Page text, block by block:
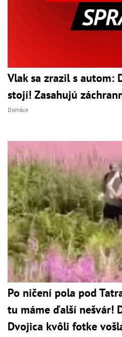
Vlak sa zrazil s autom:
stojí! Zasahujú
Domáce
Po ničení pola pod
tu máme ďalší nešvár!
Dvojica kvôli fotke